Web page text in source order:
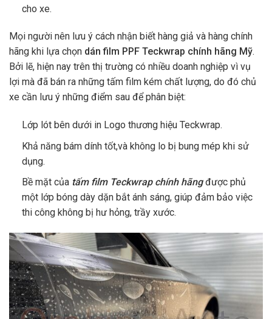
cho xe.
Mọi người nên lưu ý cách nhận biết hàng giả và hàng chính
hãng khi lựa chọn dán film PPF Teckwrap chính hãng Mỹ.
Bởi lẽ, hiện nay trên thị trường có nhiều doanh nghiệp vì vụ
lợi mà đã bán ra những tấm film kém chất lượng, do đó chủ
xe cần lưu ý những điểm sau để phân biệt:
Lớp lót bên dưới in Logo thương hiệu Teckwrap.
Khả năng bám dính tốt,và không lo bị bung mép khi sử
dụng.
Bề mặt của tấm film Teckwrap chính hãngđược phủ
một lớp bóng dày dặn bắt ánh sáng, giúp đảm bảo việc
thi công không bị hư hỏng, trầy xước.